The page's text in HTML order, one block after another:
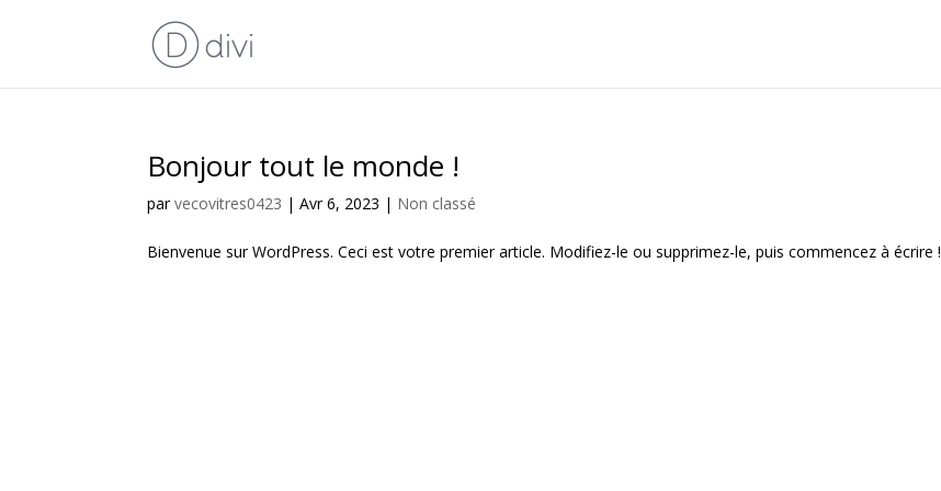
Bonjour tout le monde !
parvecovitres0423 |Avr 6, 2023 | Non classé
Bienvenue sur WordPress. Ceci est votre premier article. Modifiez-le ou supprimez-le, puis commencez à écrire !